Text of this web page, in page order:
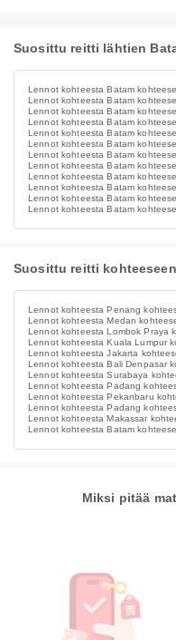
Suosittu reitti lähtien
Lennot kohteesta Batam
Lennot kohteesta Batam
Lennot kohteesta Batam
Lennot kohteesta Batam
Lennot kohteesta Batam
Lennot kohteesta Batam
Lennot kohteesta Batam
Lennot kohteesta Batam
Lennot kohteesta Batam
Lennot kohteesta Batam
Lennot kohteesta Batam
Lennot kohteesta Batam
Suosittu reitti
Lennot kohteesta Penang
Lennot kohteesta Medan
Lennot kohteesta Lombok Praya
Lennot kohteesta Kuala Lumpur
Lennot kohteesta Jakarta
Lennot kohteesta Bali Denpasar
Lennot kohteesta Surabaya
Lennot kohteesta Padang
Lennot kohteesta Pekanbaru
Lennot kohteesta Padang
Lennot kohteesta Makassar
Lennot kohteesta Batam
Miksi pitää